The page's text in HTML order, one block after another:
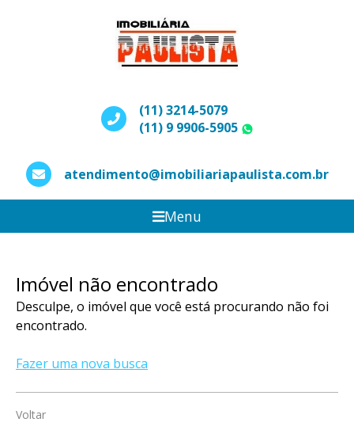
(11) 3214-5079
(11) 9 9906-5905
atendimento@imobiliariapaulista.com.br
Menu
Imóvel não encontrado
Desculpe, o imóvel que você está procurando não foi
encontrado.
Fazer uma nova busca
Voltar